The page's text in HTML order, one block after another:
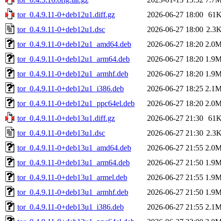
tor_0.4.9.11-0+deb12u1.diff.gz
2026-06-27 18:00 61K
tor_0.4.9.11-0+deb12u1.dsc
2026-06-27 18:00 2.3K
tor_0.4.9.11-0+deb12u1_amd64.deb
2026-06-27 18:20
tor_0.4.9.11-0+deb12u1_arm64.deb
2026-06-27 18:20
tor_0.4.9.11-0+deb12u1_armhf.deb
2026-06-27 18:20
tor_0.4.9.11-0+deb12u1_i386.deb
2026-06-27 18:25
tor_0.4.9.11-0+deb12u1_ppc64el.deb
2026-06-27 18:20
tor_0.4.9.11-0+deb13u1.diff.gz
2026-06-27 21:30 61K
tor_0.4.9.11-0+deb13u1.dsc
2026-06-27 21:30 2.3K
tor_0.4.9.11-0+deb13u1_amd64.deb
2026-06-27 21:55
tor_0.4.9.11-0+deb13u1_arm64.deb
2026-06-27 21:50
tor_0.4.9.11-0+deb13u1_armel.deb
2026-06-27 21:55
tor_0.4.9.11-0+deb13u1_armhf.deb
2026-06-27 21:50
tor_0.4.9.11-0+deb13u1_i386.deb
2026-06-27 21:55